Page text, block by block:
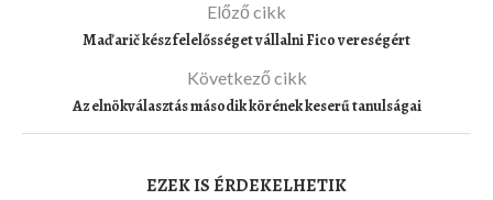
Előző cikk
Maďarič kész felelősséget vállalni Fico vereségért
Következő cikk
Az elnökválasztás második körének keserű tanulságai
EZEK IS ÉRDEKELHETIK